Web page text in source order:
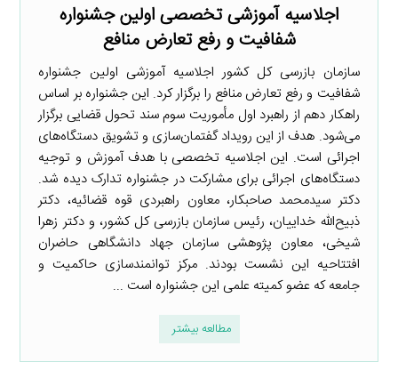
اجلاسیه آموزشی تخصصی اولین جشنواره
شفافیت و رفع تعارض منافع
سازمان بازرسی کل کشور اجلاسیه آموزشی اولین جشنواره
شفافیت و رفع تعارض منافع را برگزار کرد. این جشنواره بر اساس
راهکار دهم از راهبرد اول مأموریت سوم سند تحول قضایی برگزار
می‌شود. هدف از این رویداد گفتمان‌سازی و تشویق دستگاه‌های
اجرائی است. این اجلاسیه تخصصی با هدف آموزش و توجیه
دستگاه‌های اجرائی برای مشارکت در جشنواره تدارک دیده شد.
دکتر سیدمحمد صاحبکار، معاون راهبردی قوه قضائیه، دکتر
ذبیح‌الله خداییان، رئیس سازمان بازرسی کل کشور، و دکتر زهرا
شیخی، معاون پژوهشی سازمان جهاد دانشگاهی حاضران
افتتاحیه این نشست بودند. مرکز توانمندسازی حاکمیت و
جامعه که عضو کمیته علمی این جشنواره است ...
مطالعه بیشتر